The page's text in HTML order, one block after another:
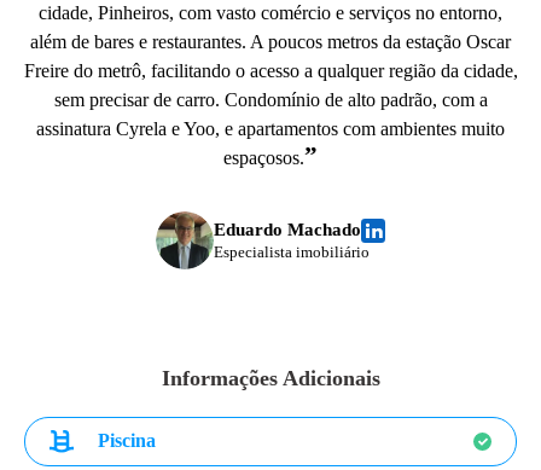
cidade, Pinheiros, com vasto comércio e serviços no entorno,
além de bares e restaurantes. A poucos metros da estação Oscar
Freire do metrô, facilitando o acesso a qualquer região da cidade,
sem precisar de carro. Condomínio de alto padrão, com a
assinatura Cyrela e Yoo, e apartamentos com ambientes muito
espaçosos.”
Eduardo Machado
Especialista imobiliário
Informações Adicionais
Piscina